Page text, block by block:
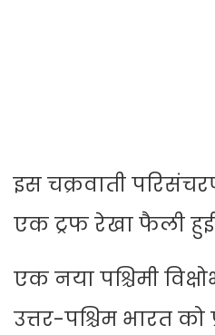
इस चक्रवाती
एक ट्रफ रेखा फैली हुई
एक नया पश्चिमी
उत्तर-पश्चिम भारत